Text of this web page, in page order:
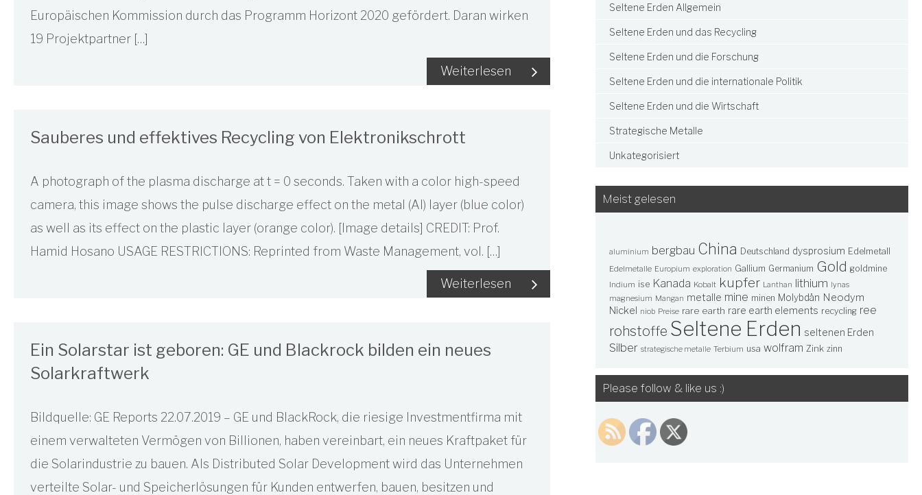
Europäischen Kommission durch das Programm Horizont 2020 gefördert. Daran wirken
19 Projektpartner […]
Weiterlesen
Sauberes und effektives Recycling von Elektronikschrott
A photograph of the plasma discharge at t = 0 seconds. Taken with a color high-speed
camera, this image shows the pulse discharge effect on the metal (Al) layer (blue color)
as well as its effect on the plastic layer (orange color). [Image details] CREDIT: Prof.
Hamid Hosano USAGE RESTRICTIONS: Reprinted from Waste Management, vol. […]
Weiterlesen
Ein Solarstar ist geboren: GE und Blackrock bilden ein neues
Solarkraftwerk
Bildquelle: GE Reports 22.07.2019 – GE und BlackRock, die riesige Investmentfirma mit
einem verwalteten Vermögen von Billionen, haben vereinbart, ein neues Kraftpaket für
die Solarindustrie zu bauen. Als Distributed Solar Development wird das Unternehmen
verteilte Solar- und Speicherlösungen für Kunden entwerfen, bauen, besitzen und
Seltene Erden Allgemein
Seltene Erden und das Recycling
Seltene Erden und die Forschung
Seltene Erden und die internationale Politik
Seltene Erden und die Wirtschaft
Strategische Metalle
Unkategorisiert
Meist gelesen
aluminium bergbau China Deutschland dysprosium Edelmetall
Edelmetalle Europium exploration Gallium Germanium Gold goldmine
Indium ise Kanada Kobalt kupfer Lanthan lithium lynas
magnesium Mangan metalle mine minen Molybdän Neodym
Nickel niob Preise rare earth rare earth elements recycling ree
rohstoffe Seltene Erden seltenen Erden
Silber strategische metalle Terbium usa wolfram Zink zinn
Please follow & like us :)